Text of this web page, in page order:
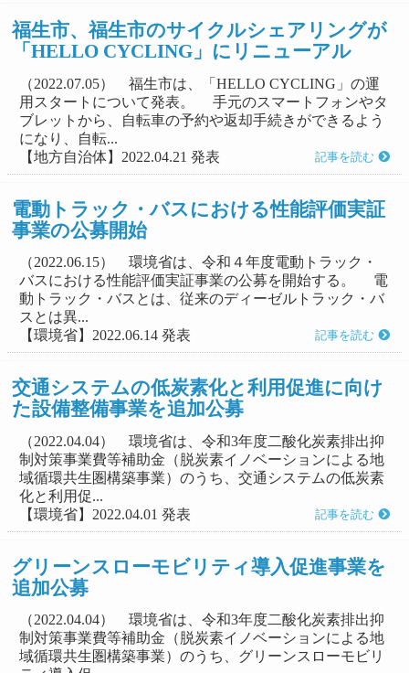
福生市、福生市のサイクルシェアリングが
「HELLO CYCLING」にリニューアル
（2022.07.05） 福生市は、「HELLO CYCLING」の運
用スタートについて発表。 手元のスマートフォンやタ
ブレットから、自転車の予約や返却手続きができるよう
になり、自転...
【地方自治体】2022.04.21 発表
記事を読む
電動トラック・バスにおける性能評価実証
事業の公募開始
（2022.06.15） 環境省は、令和４年度電動トラック・
バスにおける性能評価実証事業の公募を開始する。 電
動トラック・バスとは、従来のディーゼルトラック・バ
スとは異...
【環境省】2022.06.14 発表
記事を読む
交通システムの低炭素化と利用促進に向け
た設備整備事業を追加公募
（2022.04.04） 環境省は、令和3年度二酸化炭素排出抑
制対策事業費等補助金（脱炭素イノベーションによる地
域循環共生圏構築事業）のうち、交通システムの低炭素
化と利用促...
【環境省】2022.04.01 発表
記事を読む
グリーンスローモビリティ導入促進事業を
追加公募
（2022.04.04） 環境省は、令和3年度二酸化炭素排出抑
制対策事業費等補助金（脱炭素イノベーションによる地
域循環共生圏構築事業）のうち、グリーンスローモビリ